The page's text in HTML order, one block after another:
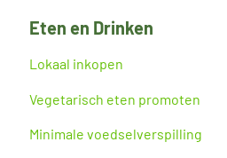
Eten en Drinken
Lokaal inkopen
Vegetarisch eten promoten
Minimale voedselverspilling